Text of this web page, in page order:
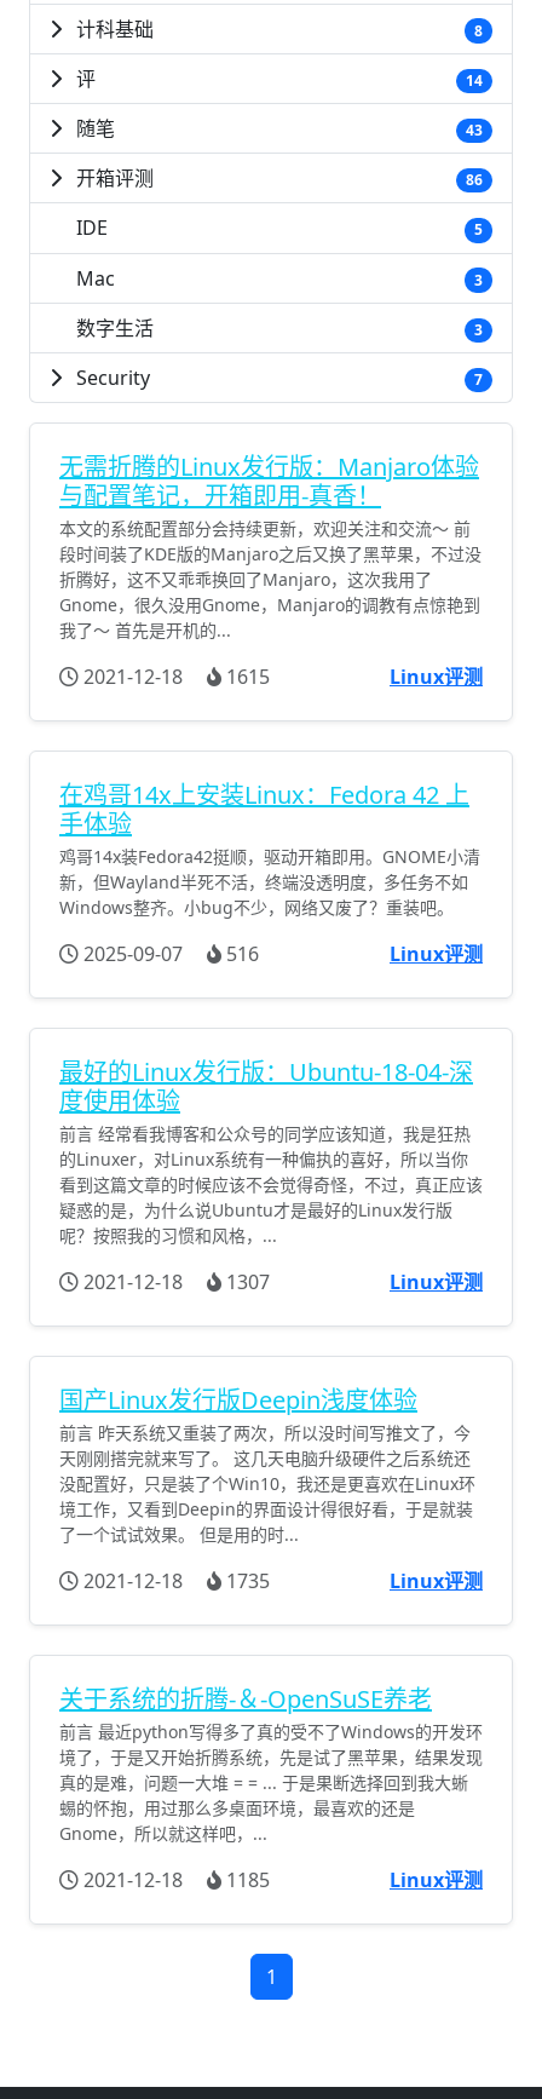
计科基础 8
评 14
随笔 43
开箱评测 86
IDE 5
Mac 3
数字生活 3
Security 7
无需折腾的Linux发行版：Manjaro体验
与配置笔记，开箱即用-真香！
本文的系统配置部分会持续更新，欢迎关注和交流～ 前
段时间装了KDE版的Manjaro之后又换了黑苹果，不过没
折腾好，这不又乖乖换回了Manjaro，这次我用了
Gnome，很久没用Gnome，Manjaro的调教有点惊艳到
我了～ 首先是开机的...
2021-12-18 1615 Linux评测
在鸡哥14x上安装Linux：Fedora 42 上
手体验
鸡哥14x装Fedora42挺顺，驱动开箱即用。GNOME小清
新，但Wayland半死不活，终端没透明度，多任务不如
Windows整齐。小bug不少，网络又废了？重装吧。
2025-09-07 516 Linux评测
最好的Linux发行版：Ubuntu-18-04-深
度使用体验
前言 经常看我博客和公众号的同学应该知道，我是狂热
的Linuxer，对Linux系统有一种偏执的喜好，所以当你
看到这篇文章的时候应该不会觉得奇怪，不过，真正应该
疑惑的是，为什么说Ubuntu才是最好的Linux发行版
呢？按照我的习惯和风格，...
2021-12-18 1307 Linux评测
国产Linux发行版Deepin浅度体验
前言 昨天系统又重装了两次，所以没时间写推文了，今
天刚刚搭完就来写了。 这几天电脑升级硬件之后系统还
没配置好，只是装了个Win10，我还是更喜欢在Linux环
境工作，又看到Deepin的界面设计得很好看，于是就装
了一个试试效果。 但是用的时...
2021-12-18 1735 Linux评测
关于系统的折腾-＆-OpenSuSE养老
前言 最近python写得多了真的受不了Windows的开发环
境了，于是又开始折腾系统，先是试了黑苹果，结果发现
真的是难，问题一大堆 = = ... 于是果断选择回到我大蜥
蜴的怀抱，用过那么多桌面环境，最喜欢的还是
Gnome，所以就这样吧，...
2021-12-18 1185 Linux评测
1